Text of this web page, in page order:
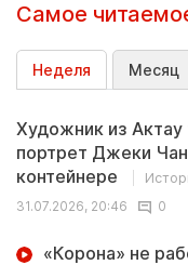
Самое
Неделя Месяц
Художник из Актау
портрет Джеки
контейнере
31.07.2026, 20:46
0
«Корона» не